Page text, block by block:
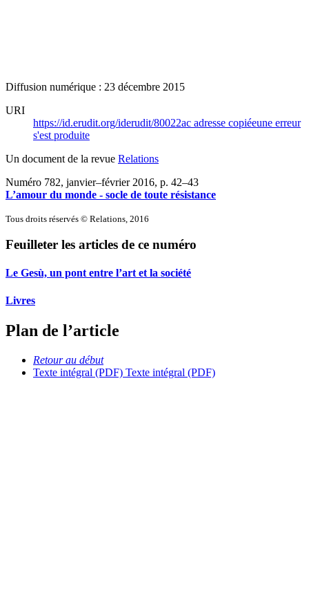
Diffusion numérique : 23 décembre 2015
URI
https://id.erudit.org/iderudit/80022ac adresse copiéeune erreur
s'est produite
Un document de la revue Relations
Numéro 782, janvier–février 2016, p. 42–43
L’amour du monde - socle de toute résistance
Tous droits réservés © Relations, 2016
Feuilleter les articles de ce numéro
Le Gesù, un pont entre l’art et la société
Livres
Plan de l’article
Retour au début
Texte intégral (PDF) Texte intégral (PDF)